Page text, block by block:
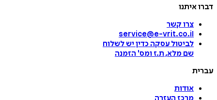
דברו איתנו
צרו קשר
service@e-vrit.co.il
לביטול עסקה כדין יש לשלוח
שם מלא, ת.ז ומס' הזמנה
עברית
אודות
מרכז העזרה